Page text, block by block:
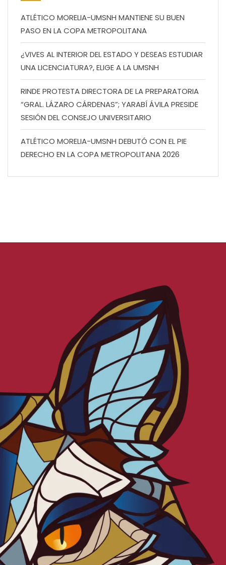
ATLÉTICO MORELIA-UMSNH MANTIENE SU BUEN
PASO EN LA COPA METROPOLITANA
¿VIVES AL INTERIOR DEL ESTADO Y DESEAS ESTUDIAR
UNA LICENCIATURA?, ELIGE A LA UMSNH
RINDE PROTESTA DIRECTORA DE LA PREPARATORIA
“GRAL. LÁZARO CÁRDENAS”; YARABÍ ÁVILA PRESIDE
SESIÓN DEL CONSEJO UNIVERSITARIO
ATLÉTICO MORELIA-UMSNH DEBUTÓ CON EL PIE
DERECHO EN LA COPA METROPOLITANA 2026